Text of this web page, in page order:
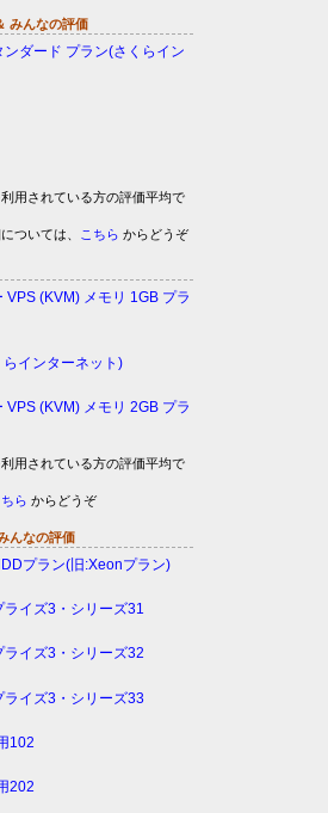
みんなの評価
ダード プラン(さくらイン
用されている方の評価平均で
ついては、
こちら からどうぞ
(KVM) メモリ 1GB プラ
インターネット)
(KVM) メモリ 2GB プラ
用されている方の評価平均で
ら からどうぞ
んなの評価
プラン(旧:Xeonプラン)
イズ3・シリーズ31
イズ3・シリーズ32
イズ3・シリーズ33
102
202